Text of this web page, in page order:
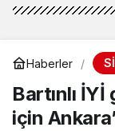
Haberler
Bartınlı
için